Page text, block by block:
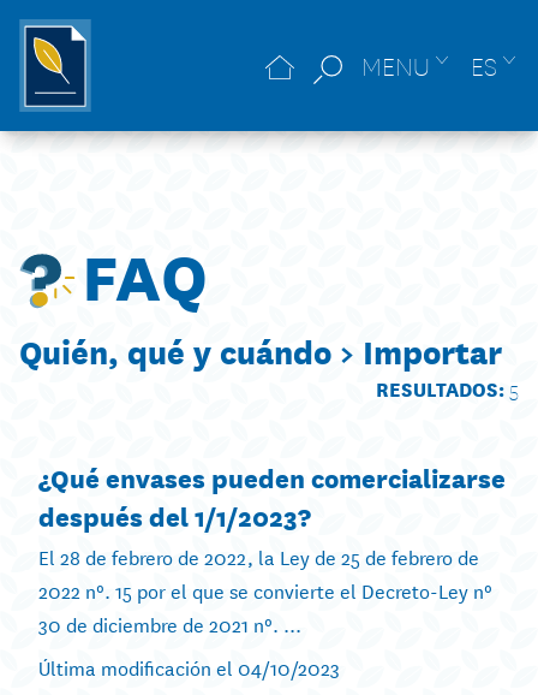
MENU ES
FAQ
Quién, qué y cuándo > Importar
RESULTADOS: 5
¿Qué envases pueden comercializarse
después del 1/1/2023?
El 28 de febrero de 2022, la Ley de 25 de febrero de
2022 nº. 15 por el que se convierte el Decreto-Ley nº
30 de diciembre de 2021 nº. ...
Última modificación el 04/10/2023